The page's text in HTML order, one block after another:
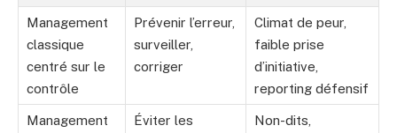
Management
classique
centré sur le
contrôle
Prévenir l’erreur,
surveiller,
corriger
Climat de peur,
faible prise
d’initiative,
reporting défensif
Management
Éviter les
Non-dits,